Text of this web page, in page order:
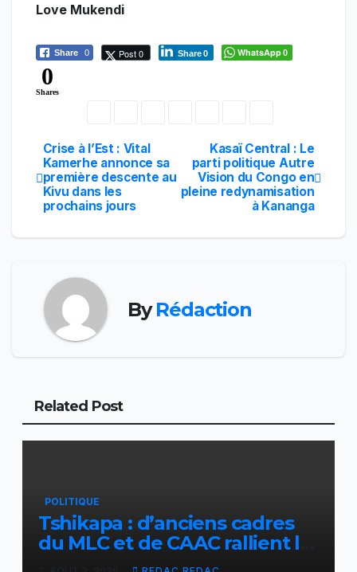
Love Mukendi
Share 0 Post 0 Share0 WhatsApp0
0
Shares
Navigation
de
l’article
Kasaï Central : Le
parti politique Autre
Vision du Congo en
pleine redynamisation
à Kananga
Crise à l’Est : Vital
Kamerhe annonce sa
première descente au
Kivu dans les
prochains jours
ByRédaction
Related Post
POLITIQUE
Tshikapa : d’anciens cadres
du MLC et de CAAC rallient la
Dynamique pour la